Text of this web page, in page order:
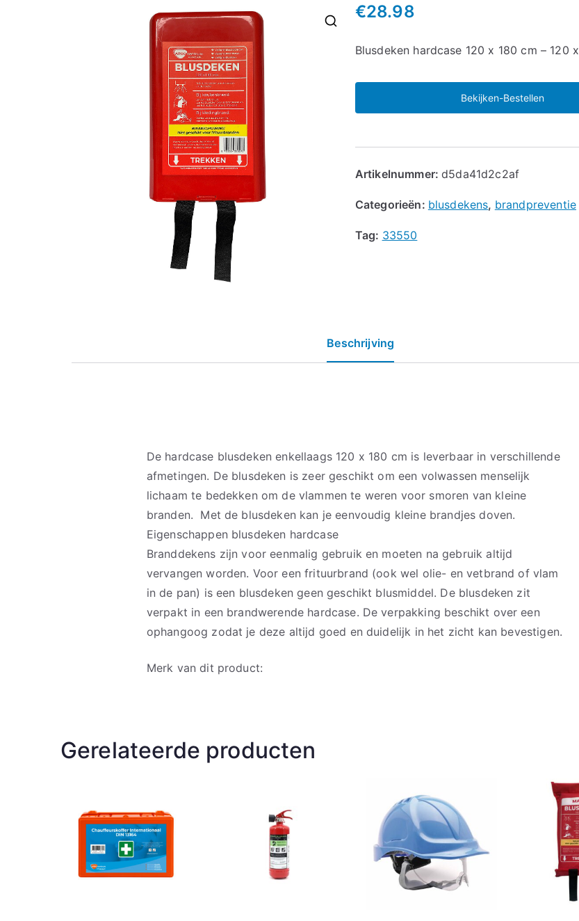
€28.98
Blusdeken hardcase 120 x 180 cm – 120
Bekijken-Bestellen
Artikelnummer:d5da41d2c2af
Categorieën: blusdekens, brandpreventie
Tag: 33550
Beschrijving
De hardcase blusdeken enkellaags 120 x 180 cm is leverbaar in verschillende
afmetingen. De blusdeken is zeer geschikt om een volwassen menselijk
lichaam te bedekken om de vlammen te weren voor smoren van kleine
branden. Met de blusdeken kan je eenvoudig kleine brandjes doven.
Eigenschappen blusdeken hardcase
Branddekens zijn voor eenmalig gebruik en moeten na gebruik altijd
vervangen worden. Voor een frituurbrand (ook wel olie- en vetbrand of vlam
in de pan) is een blusdeken geen geschikt blusmiddel. De blusdeken zit
verpakt in een brandwerende hardcase. De verpakking beschikt over een
ophangoog zodat je deze altijd goed en duidelijk in het zicht kan bevestigen.
Merk van dit product:
Gerelateerde producten